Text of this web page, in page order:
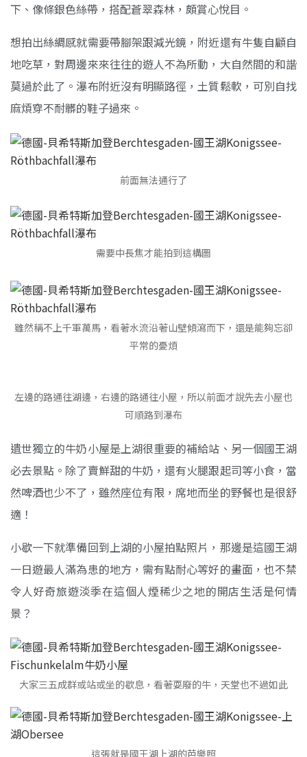
下、像條銀色絲帶，搭配蒼翠森林，頗賞心悅目。
想拍出絲綢感就需要帶腳架跟減光鏡，附近還有牛隻自顧自
地吃草，對周邊來來往往的遊人不為所動，大自然間的和諧
莫過於此了。瀑布附近沒有明顯路徑，土質鬆軟，可別自找
麻煩穿不耐髒的鞋子過來。
前面無法通行了
需要中長焦才能拍到這構圖
雖然稱不上千軍萬馬，看著水流沿著山壁傾瀉而下，還是能夠忘卻
平常的憂煩
左邊的路通往湖邊，右邊的路通往小屋，所以前面才說先去小屋也
可順路到瀑布
遺世獨立的牛奶小屋是上湖很重要的補給站、另一個國王湖
必去景點。除了賣鮮甜的牛奶，還有火腿跟起司等小食，當
然啤酒也少不了，雖然座位有限，席地而坐的野餐也是很舒
適！
小歇一下就準備回到上湖的小屋拍點照片，那邊是這國王湖
一日遊最人滿為患的地方，需有點耐心等好的畫面，也不禁
令人好奇旅遊淡季在這個人煙稀少之地的開店生活是何情
景？
大家三五成群或站或坐的歇息，看著耍廢的牛，天堂也不過如此
這張就是國王湖上湖的芭樂照